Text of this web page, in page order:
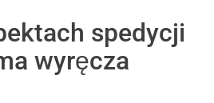
spedycji
wyręcza